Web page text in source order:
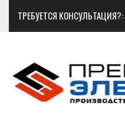
ТРЕБУЕТСЯ КОНСУЛЬТАЦИЯ?: